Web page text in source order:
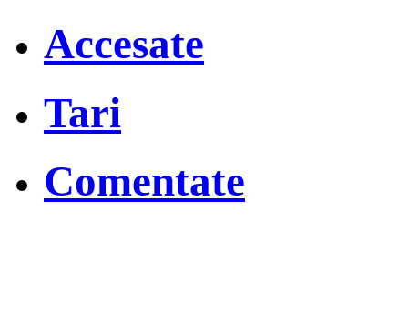
Accesate
Tari
Comentate